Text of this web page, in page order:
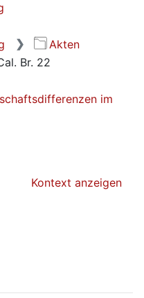
Akten
Br. 22
im
Kontext anzeigen